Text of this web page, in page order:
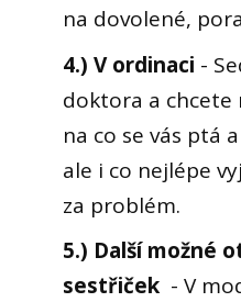
na dovolené,
4.) V ordinaci -
doktora a
na co se vás ptá
ale i co nejlépe
za problém.
5.) Další možné
sestřiček - V